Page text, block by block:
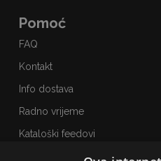
Pomoć
FAQ
Kontakt
Info dostava
Radno vrijeme
Kataloški feedovi